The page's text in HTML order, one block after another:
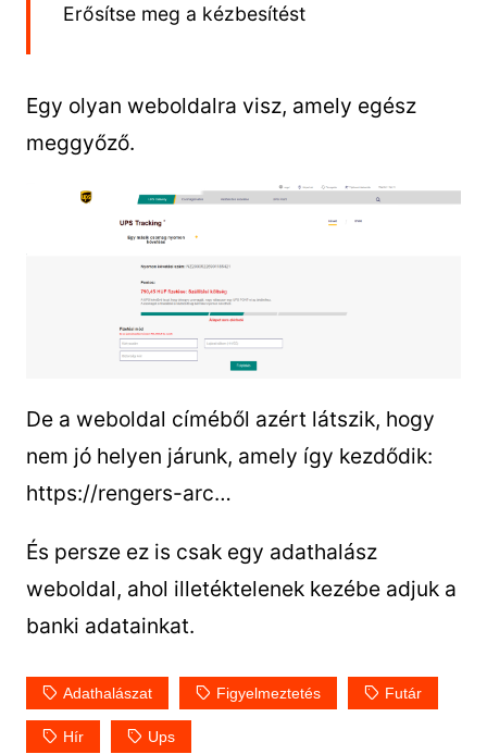
Erősítse meg a kézbesítést
Egy olyan weboldalra visz, amely egész
meggyőző.
De a weboldal címéből azért látszik, hogy
nem jó helyen járunk, amely így kezdődik:
https://rengers-arc…
És persze ez is csak egy adathalász
weboldal, ahol illetéktelenek kezébe adjuk a
banki adatainkat.
Adathalászat Figyelmeztetés Futár
Hír Ups